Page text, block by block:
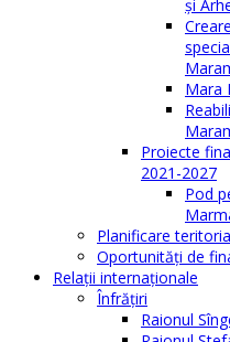
și
Mara
Proiecte
2021-2027
Pod
Planificare
Oportunităţi de
Relaţii internaţionale
Înfrăţiri
Raionul